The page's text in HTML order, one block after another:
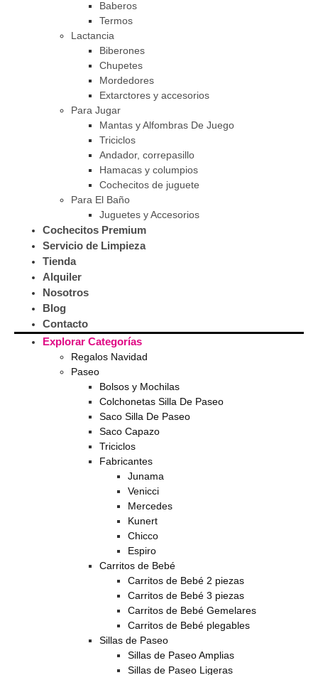
Baberos
Termos
Lactancia
Biberones
Chupetes
Mordedores
Extarctores y accesorios
Para Jugar
Mantas y Alfombras De Juego
Triciclos
Andador, correpasillo
Hamacas y columpios
Cochecitos de juguete
Para El Baño
Juguetes y Accesorios
Cochecitos Premium
Servicio de Limpieza
Tienda
Alquiler
Nosotros
Blog
Contacto
Explorar Categorías
Regalos Navidad
Paseo
Bolsos y Mochilas
Colchonetas Silla De Paseo
Saco Silla De Paseo
Saco Capazo
Triciclos
Fabricantes
Junama
Venicci
Mercedes
Kunert
Chicco
Espiro
Carritos de Bebé
Carritos de Bebé 2 piezas
Carritos de Bebé 3 piezas
Carritos de Bebé Gemelares
Carritos de Bebé plegables
Sillas de Paseo
Sillas de Paseo Amplias
Sillas de Paseo Ligeras